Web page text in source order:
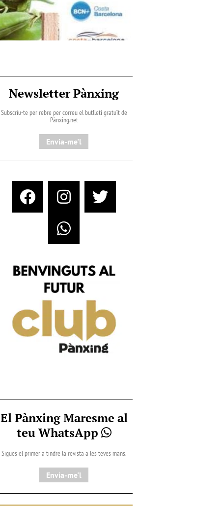
Newsletter Pànxing
Subscriu-te per rebre per correu el butlletí gratuït de
Pànxing.net​
Envia-me'l
El Pànxing Maresme al
teu WhatsApp
Sigues el primer a tindre la revista a les teves mans.
Envia-me'l